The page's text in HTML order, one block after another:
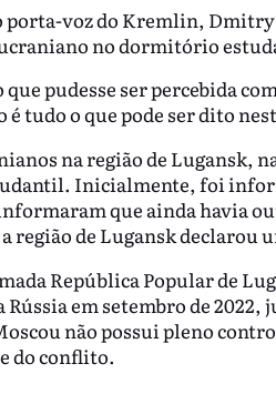
porta-voz do Kremlin,
no dormitório
pudesse ser percebida
tudo o que pode ser dito
na região de Lugansk,
Inicialmente, foi
que ainda havia
região de Lugansk declarou
República Popular de
em setembro de 2022,
não possui pleno
do conflito.